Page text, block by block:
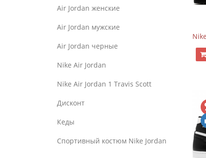
Air Jordan женские
Air Jordan мужские
Air Jordan черные
Nike Air Jordan
Nike Air Jordan 1 Travis Scott
Дисконт
Кеды
Спортивный костюм Nike Jordan